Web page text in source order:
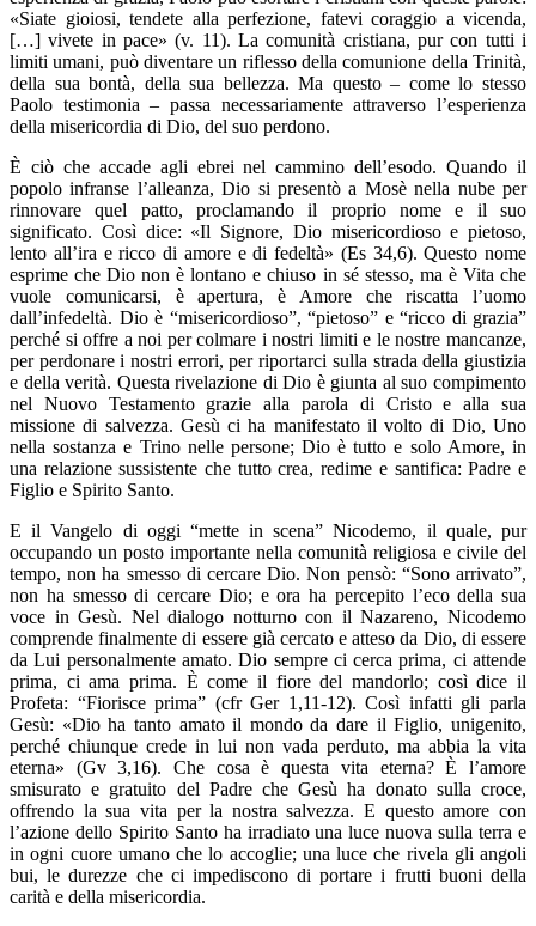
«Siate gioiosi, tendete alla perfezione, fatevi coraggio a vicenda,
[…] vivete in pace» (v. 11). La comunità cristiana, pur con tutti i
limiti umani, può diventare un riflesso della comunione della Trinità,
della sua bontà, della sua bellezza. Ma questo – come lo stesso
Paolo testimonia – passa necessariamente attraverso l’esperienza
della misericordia di Dio, del suo perdono.
È ciò che accade agli ebrei nel cammino dell’esodo. Quando il
popolo infranse l’alleanza, Dio si presentò a Mosè nella nube per
rinnovare quel patto, proclamando il proprio nome e il suo
significato. Così dice: «Il Signore, Dio misericordioso e pietoso,
lento all’ira e ricco di amore e di fedeltà» (Es 34,6). Questo nome
esprime che Dio non è lontano e chiuso in sé stesso, ma è Vita che
vuole comunicarsi, è apertura, è Amore che riscatta l’uomo
dall’infedeltà. Dio è “misericordioso”, “pietoso” e “ricco di grazia”
perché si offre a noi per colmare i nostri limiti e le nostre mancanze,
per perdonare i nostri errori, per riportarci sulla strada della giustizia
e della verità. Questa rivelazione di Dio è giunta al suo compimento
nel Nuovo Testamento grazie alla parola di Cristo e alla sua
missione di salvezza. Gesù ci ha manifestato il volto di Dio, Uno
nella sostanza e Trino nelle persone; Dio è tutto e solo Amore, in
una relazione sussistente che tutto crea, redime e santifica: Padre e
Figlio e Spirito Santo.
E il Vangelo di oggi “mette in scena” Nicodemo, il quale, pur
occupando un posto importante nella comunità religiosa e civile del
tempo, non ha smesso di cercare Dio. Non pensò: “Sono arrivato”,
non ha smesso di cercare Dio; e ora ha percepito l’eco della sua
voce in Gesù. Nel dialogo notturno con il Nazareno, Nicodemo
comprende finalmente di essere già cercato e atteso da Dio, di essere
da Lui personalmente amato. Dio sempre ci cerca prima, ci attende
prima, ci ama prima. È come il fiore del mandorlo; così dice il
Profeta: “Fiorisce prima” (cfr Ger 1,11-12). Così infatti gli parla
Gesù: «Dio ha tanto amato il mondo da dare il Figlio, unigenito,
perché chiunque crede in lui non vada perduto, ma abbia la vita
eterna» (Gv 3,16). Che cosa è questa vita eterna? È l’amore
smisurato e gratuito del Padre che Gesù ha donato sulla croce,
offrendo la sua vita per la nostra salvezza. E questo amore con
l’azione dello Spirito Santo ha irradiato una luce nuova sulla terra e
in ogni cuore umano che lo accoglie; una luce che rivela gli angoli
bui, le durezze che ci impediscono di portare i frutti buoni della
carità e della misericordia.